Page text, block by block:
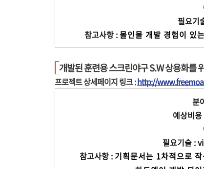
필요기
참고사항 :몰인몰 개발 경험이 있
개발된 훈련용 스크린야구 S.W 상용화를
프로젝트 상세페이지 링크 :http://
분
예상비
필요기술 :
참고사항 : 기획문서는 1차적으로